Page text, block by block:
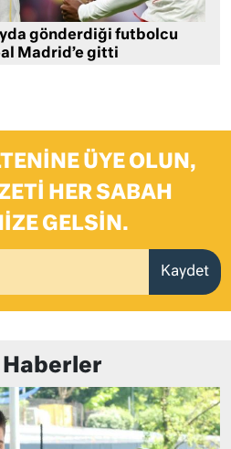
gönderdiği futbolcu
Madrid’e gitti
ÜYE OLUN,
HER SABAH
GELSIN.
Kaydet
Haberler